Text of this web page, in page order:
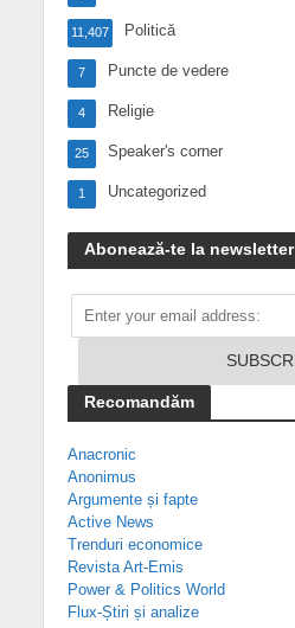
Politică
11,407
Puncte de vedere
7
Religie
4
Speaker's corner
25
Uncategorized
1
Abonează-te la newsletter
Recomandăm
Anacronic
Anonimus
Argumente și fapte
Active News
Trenduri economice
Revista Art-Emis
Power & Politics World
Flux-Știri și analize